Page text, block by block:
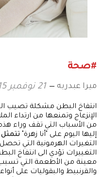
#صحة
ميرا عبدربه 21 نوفمبر 2015
انتفاخ البطن مشكلة تصيب
الإنزعاج وتمنعها من ارتداء
من الأسباب التي تقف وراء
إليها اليوم على "أنا زهرة"
التغيرات الهرمونية التي
التغييرات تؤدي الى انتفاخ
معينة من الأطعمة التي تسبب
والقرنبيط والبقوليات على